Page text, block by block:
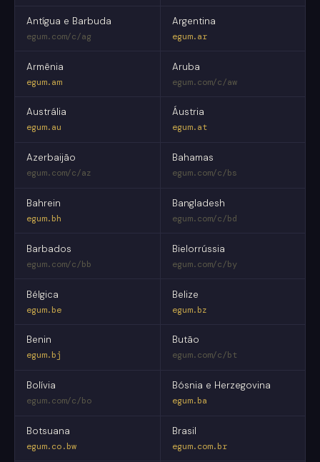
Antígua e Barbuda
egum.com/c/ag
Argentina
egum.ar
Armênia
egum.am
Aruba
egum.com/c/aw
Austrália
egum.au
Áustria
egum.at
Azerbaijão
egum.com/c/az
Bahamas
egum.com/c/bs
Bahrein
egum.bh
Bangladesh
egum.com/c/bd
Barbados
egum.com/c/bb
Bielorrússia
egum.com/c/by
Bélgica
egum.be
Belize
egum.bz
Benin
egum.bj
Butão
egum.com/c/bt
Bolívia
egum.com/c/bo
Bósnia e Herzegovina
egum.ba
Botsuana
egum.co.bw
Brasil
egum.com.br